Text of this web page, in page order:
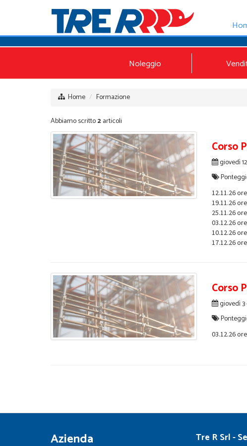
Noleggio
Home Formazione
Abbiamo scritto2articoli
Corso
giovedì
12.11.26
19.11.26
25.11.26
03.12.26
10.12.26
17.12.26
Corso
giovedì
03.12.26
Azienda Tre R Srl -